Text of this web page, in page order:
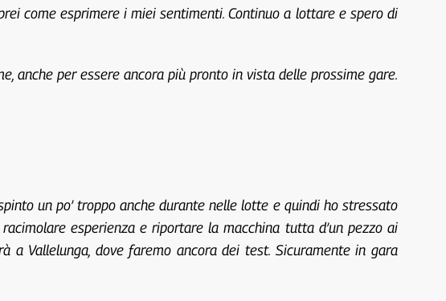
come esprimere i miei sentimenti. Continuo a lottare e spero di
anche per essere ancora più pronto in vista delle prossime gare.
un po’ troppo anche durante nelle lotte e quindi ho stressato
esperienza e riportare la macchina tutta d’un pezzo ai
a Vallelunga, dove faremo ancora dei test. Sicuramente in gara